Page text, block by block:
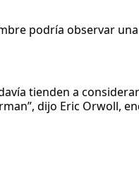
podría observar
tienden a
dijo Eric Orwoll,